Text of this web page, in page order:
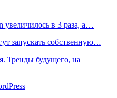
увеличилось в 3 раза, а…
запускать собственную…
Тренды будущего, на